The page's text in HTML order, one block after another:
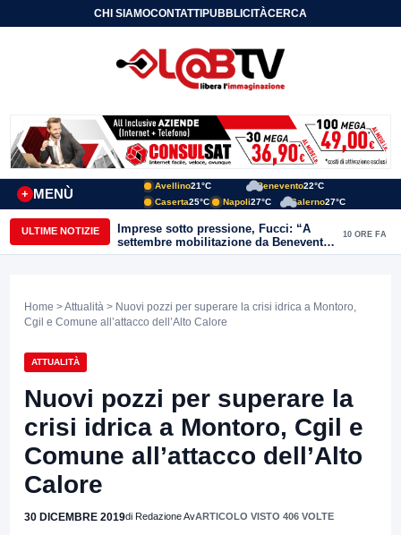
CHI SIAMOCONTATTIPUBBLICITÀCERCA
MENÙ
+
Avellino21°C Benevento22°C
Caserta25°C Napoli27°C Salerno27°C
ULTIME NOTIZIE
Imprese sotto pressione, Fucci: “A
settembre mobilitazione da Benevento
e Avellino”
10 ORE FA
Home >Attualità > Nuovi pozzi per superare la crisi idrica a Montoro,
Cgil e Comune all’attacco dell’Alto Calore
ATTUALITÀ
Nuovi pozzi per superare la
crisi idrica a Montoro, Cgil e
Comune all’attacco dell’Alto
Calore
30 DICEMBRE 2019di Redazione AvARTICOLO VISTO 406 VOLTE